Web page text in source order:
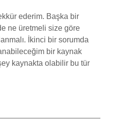
ederim. Başka bir
ne üretmeli size göre
İkinci bir sorumda
bir kaynak
kaynakta olabilir bu tür